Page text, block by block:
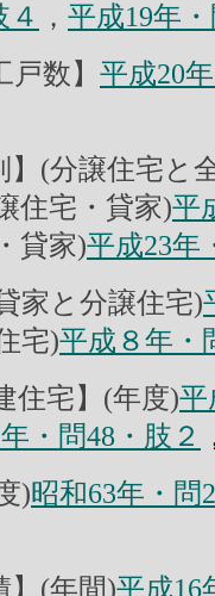
４ ， 平成19年
数】 平成20
】(分譲住宅と
住宅・貸家)平
貸家)平成23年
家と分譲住宅)
宅)平成８年・
住宅】(年度)平
・問48・肢２
)昭和63年・問
】(年間)平成16